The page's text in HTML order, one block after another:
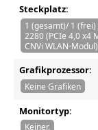
Steckplatz:
1 (gesamt)/ 1
2280 (PCIe 4,0 x4
CNVi WLAN-Modul)
Grafikprozessor:
Keine Grafiken
Monitortyp:
Keiner.